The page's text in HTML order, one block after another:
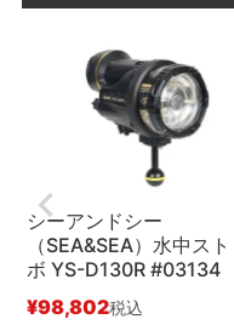
シーアンドシー
（SEA&SEA）水中スト
ボ YS-D130R #03134
¥98,802税込